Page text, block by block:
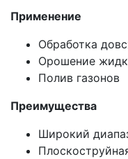
Применение
Обработка
Орошение
Полив газонов
Преимущества
Широкий